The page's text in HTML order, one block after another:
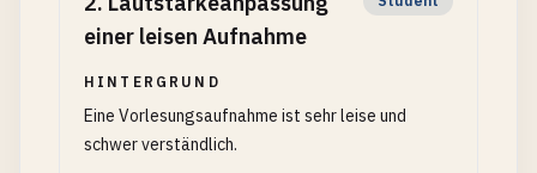
einer leisen Aufnahme
HINTERGRUND
Eine Vorlesungsaufnahme ist sehr leise und
schwer verständlich.